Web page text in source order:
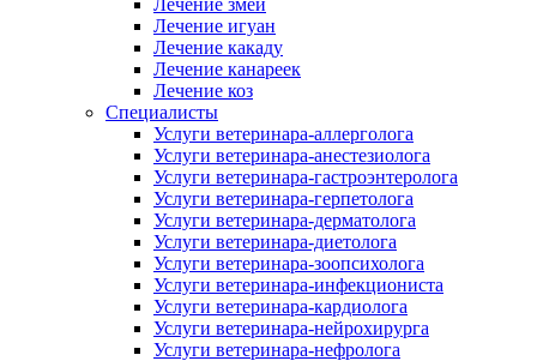
Лечение змей
Лечение игуан
Лечение какаду
Лечение канареек
Лечение коз
Специалисты
Услуги ветеринара-аллерголога
Услуги ветеринара-анестезиолога
Услуги ветеринара-гастроэнтеролога
Услуги ветеринара-герпетолога
Услуги ветеринара-дерматолога
Услуги ветеринара-диетолога
Услуги ветеринара-зоопсихолога
Услуги ветеринара-инфекциониста
Услуги ветеринара-кардиолога
Услуги ветеринара-нейрохирурга
Услуги ветеринара-нефролога